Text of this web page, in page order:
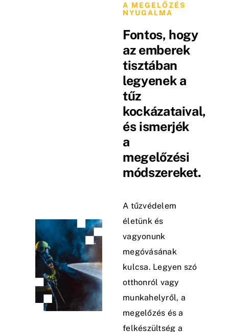
A MEGELŐZÉS
NYUGALMA
Fontos, hogy
az emberek
tisztában
legyenek a
tűz
kockázataival,
és ismerjék
a
megelőzési
módszereket.
A tűzvédelem
életünk és
vagyonunk
megóvásának
kulcsa. Legyen szó
otthonról vagy
munkahelyről, a
megelőzés és a
felkészültség a